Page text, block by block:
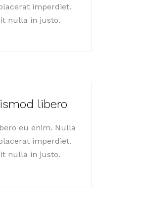
imperdiet.
nulla in justo.
libero
eu enim. Nulla
imperdiet.
nulla in justo.